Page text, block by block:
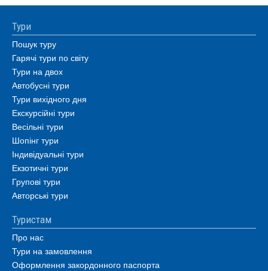
Тури
Пошук туру
Гарячі тури по світу
Тури на двох
Автобусні тури
Тури вихідного дня
Екскурсійні тури
Весільні тури
Шопінг тури
Індивідуальні тури
Екзотичні тури
Групові тури
Авторські тури
Туристам
Про нас
Тури на замовлення
Оформлення закордонного паспорта